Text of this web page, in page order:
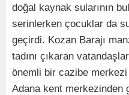
doğal kaynak sularının
serinlerken çocuklar da
geçirdi. Kozan Barajı
tadını çıkaran
önemli bir cazibe
Adana kent merkezinden